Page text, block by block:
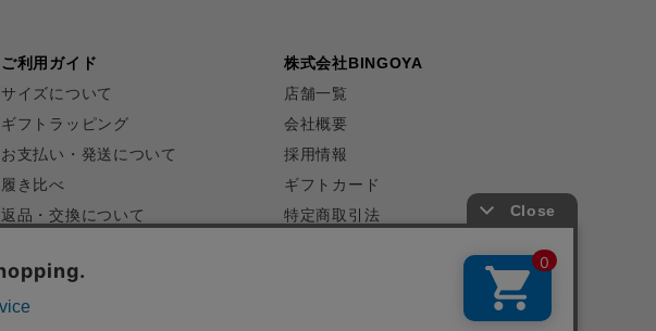
ご利用ガイド
サイズについて
ギフトラッピング
お支払い・発送について
履き比べ
返品・交換について
お問い合わせ
株式会社BINGOYA
店舗一覧
会社概要
採用情報
ギフトカード
特定商取引法